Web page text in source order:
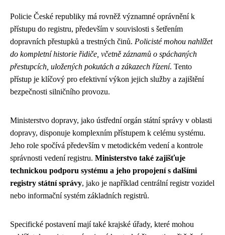
Policie České republiky má rovněž významné oprávnění k
přístupu do registru, především v souvislosti s šetřením
dopravních přestupků a trestných činů. Policisté mohou nahlížet
do kompletní historie řidiče, včetně záznamů o spáchaných
přestupcích, uložených pokutách a zákazech řízení. Tento
přístup je klíčový pro efektivní výkon jejich služby a zajištění
bezpečnosti silničního provozu.
Ministerstvo dopravy, jako ústřední orgán státní správy v oblasti
dopravy, disponuje komplexním přístupem k celému systému.
Jeho role spočívá především v metodickém vedení a kontrole
správnosti vedení registru. Ministerstvo také zajišťuje
technickou podporu systému a jeho propojení s dalšími
registry státní správy, jako je například centrální registr vozidel
nebo informační systém základních registrů.
Specifické postavení mají také krajské úřady, které mohou